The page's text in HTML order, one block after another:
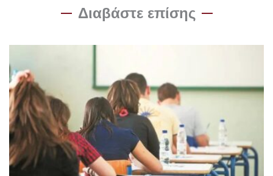
Διαβάστε επίσης